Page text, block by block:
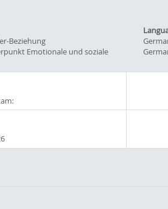
Beziehung
Emotionale und soziale